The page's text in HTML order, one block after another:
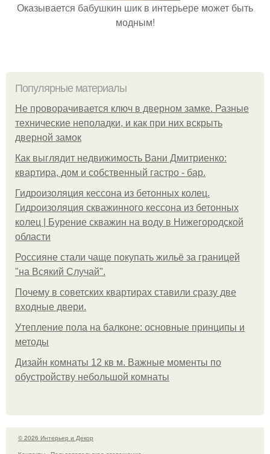
Оказывается бабушкин шик в интерьере может быть
модным!
Популярные материалы
Не проворачивается ключ в дверном замке. Разные
технические неполадки, и как при них вскрыть
дверной замок
Как выглядит недвижимость Вани Дмитриенко:
квартира, дом и собственный гастро - бар.
Гидроизоляция кессона из бетонных колец.
Гидроизоляция скважинного кессона из бетонных
колец | Бурение скважин на воду в Нижегородской
области
Россияне стали чаще покупать жильё за границей
"на Всякий Случай".
Почему в советских квартирах ставили сразу две
входные двери.
Утепление пола на балконе: основные принципы и
методы
Дизайн комнаты 12 кв м. Важные моменты по
обустройству небольшой комнаты
© 2026 Интерьер и Декор